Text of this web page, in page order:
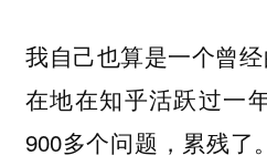
我自己也算是一个曾
在地在知乎活跃过一
900多个问题，累残了